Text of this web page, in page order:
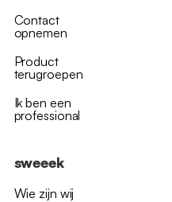
Contact
opnemen
Product
terugroepen
Ik ben een
professional
sweeek
Wie zijn wij